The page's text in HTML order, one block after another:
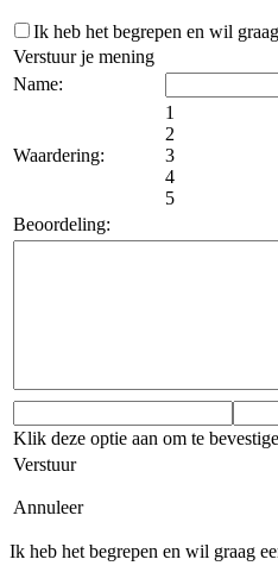
Ik heb het begrepen en wil
Verstuur je mening
Name:
Waardering:
1
2
3
4
5
Beoordeling:
Klik deze optie aan om te
Verstuur
Annuleer
Ik heb het begrepen en wil graag